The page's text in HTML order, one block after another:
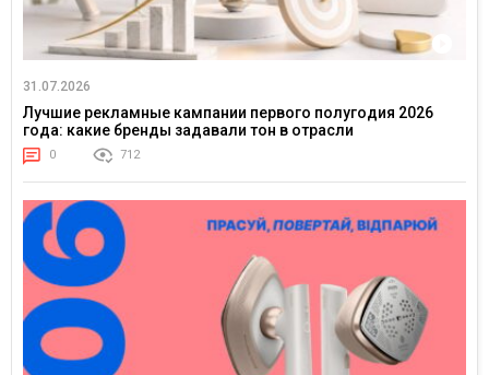
31.07.2026
Лучшие рекламные кампании первого полугодия 2026
года: какие бренды задавали тон в отрасли
0 712